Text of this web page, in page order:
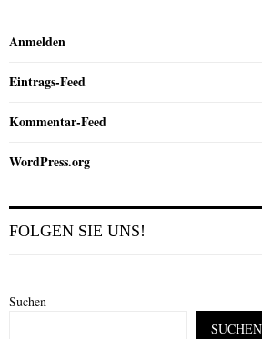
Anmelden
Eintrags-Feed
Kommentar-Feed
WordPress.org
FOLGEN SIE UNS!
Suchen
SUCHEN